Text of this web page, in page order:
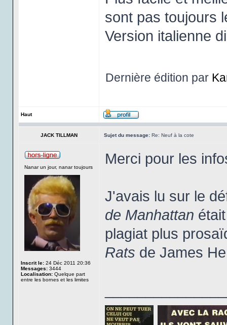
sont pas toujours
Version italienne
Dernière édition par
Haut
JACK TILLMAN Sujet du message: Re: Neuf à la cote
Nanar un jour, nanar toujours
Inscrit le: 24 Déc 2011 20:36
Messages: 3444
Localisation: Quelque part
entre les bornes et les limites
Merci pour les
J'avais lu sur le
de Manhattan
plagiat plus
Rats de James